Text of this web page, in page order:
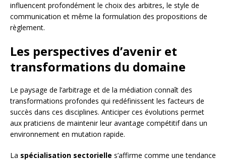
influencent profondément le choix des arbitres, le style de
communication et même la formulation des propositions de
règlement.
Les perspectives d’avenir et
transformations du domaine
Le paysage de l’arbitrage et de la médiation connaît des
transformations profondes qui redéfinissent les facteurs de
succès dans ces disciplines. Anticiper ces évolutions permet
aux praticiens de maintenir leur avantage compétitif dans un
environnement en mutation rapide.
La spécialisation sectorielle s’affirme comme une tendance